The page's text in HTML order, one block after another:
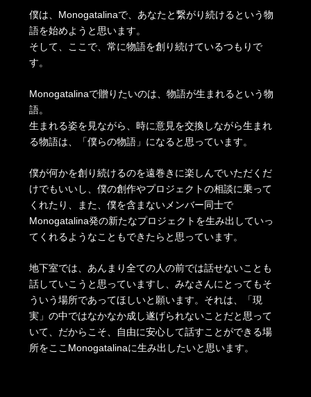
僕は、Monogatalinaで、あなたと繋がり続けるという物
語を始めようと思います。
そして、ここで、常に物語を創り続けているつもりで
す。
Monogatalinaで贈りたいのは、物語が生まれるという物
語。
生まれる姿を見ながら、時に意見を交換しながら生まれ
る物語は、「僕らの物語」になると思っています。
僕が何かを創り続けるのを遠巻きに楽しんでいただくだ
けでもいいし、僕の創作やプロジェクトの相談に乗って
くれたり、また、僕を含まないメンバー同士で
Monogatalina発の新たなプロジェクトを生み出していっ
てくれるようなこともできたらと思っています。
地下室では、あんまり全ての人の前では話せないことも
話していこうと思っていますし、みなさんにとってもそ
ういう場所であってほしいと願います。それは、「現
実」の中ではなかなか成し遂げられないことだと思って
いて、だからこそ、自由に安心して話すことができる場
所をここMonogatalinaに生み出したいと思います。